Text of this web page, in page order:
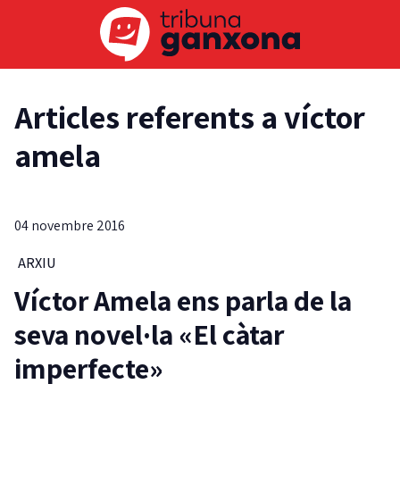
Articles referents a víctor
amela
04 novembre 2016
ARXIU
Víctor Amela ens parla de la
seva novel·la «El càtar
imperfecte»